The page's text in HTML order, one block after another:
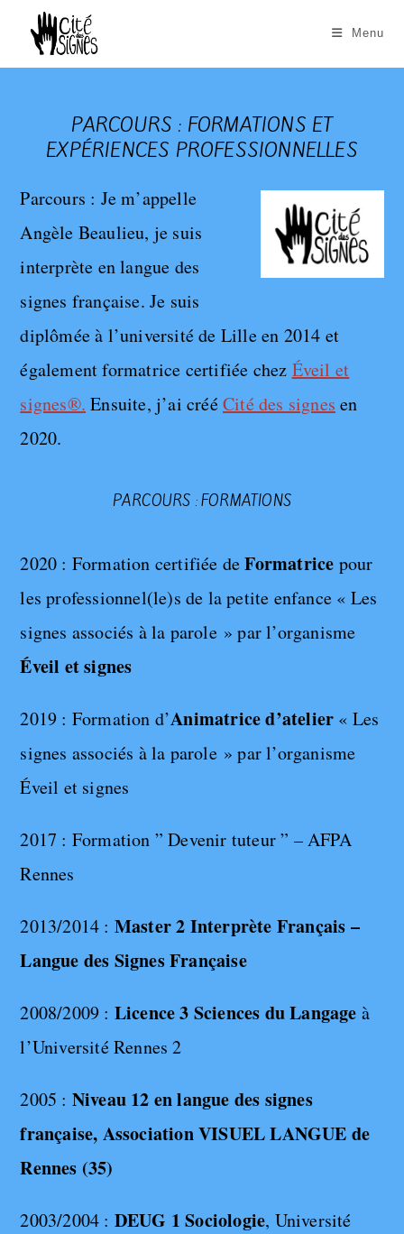
Menu
PARCOURS : FORMATIONS ET
EXPÉRIENCES PROFESSIONNELLES
Parcours : Je m’appelle
Angèle Beaulieu, je suis
interprète en langue des
signes française. Je suis
diplômée à l’université de Lille en 2014 et
également formatrice certifiée chez Éveil et
signes®. Ensuite, j’ai crééCité des signes en
2020.
PARCOURS : FORMATIONS
2020 : Formation certifiée deFormatrice pour
les professionnel(le)s de la petite enfance « Les
signes associés à la parole » par l’organisme
Éveil et signes
2019 : Formation d’Animatrice d’atelier « Les
signes associés à la parole » par l’organisme
Éveil et signes
2017 : Formation ” Devenir tuteur ” – AFPA
Rennes
2013/2014 : Master 2 Interprète Français –
Langue des Signes Française
2008/2009 : Licence 3 Sciences du Langage à
l’Université Rennes 2
2005 : Niveau 12 enlangue des signes
française, Association VISUEL LANGUE de
Rennes (35)
2003/2004 : DEUG 1 Sociologie, Université